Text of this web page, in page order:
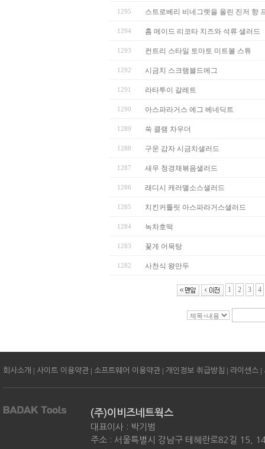
1295 스트로베리 비네그렛을 올린 진저 향
1294 홈 메이드 리코타 치즈와 석류 샐러드
1293 컨트리 스타일 토마토 미트볼 스튜
1292 시금치 스크램블드에그
1291 라타투이 갈레트
1290 아스파라거스 에그 베네딕트
1289 쑥 클램 차우더
1288 구운 감자 시금치샐러드
1287 새우 청경채볶음샐러드
1286 래디시 캐러맬소스샐러드
1285 치킨커틀릿 아스파라거스샐러드
1284 녹차호떡
1283 꽃게 어묵탕
1282 사천식 왕만두
1 2 3 4
회사소개 | 사이트 이용약관 | 소프트웨어 이용약관 | 개인정보 취급방침 | 라이센스 |
(주)이비즈네트웍스
대표이사 : 박기범
주소 : 서울특별시 강남구 테헤란로82길 15,